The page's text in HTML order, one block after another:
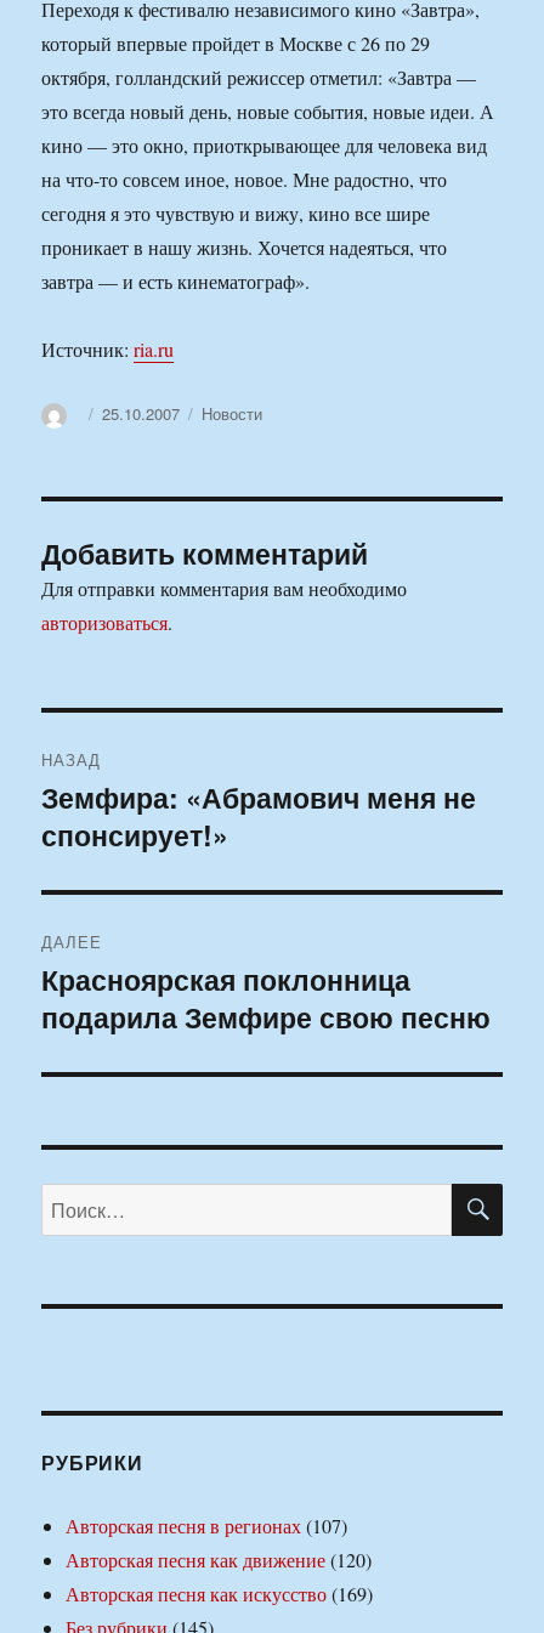
Переходя к фестивалю независимого кино «Завтра»,
который впервые пройдет в Москве с 26 по 29
октября, голландский режиссер отметил: «Завтра —
это всегда новый день, новые события, новые идеи. А
кино — это окно, приоткрывающее для человека вид
на что-то совсем иное, новое. Мне радостно, что
сегодня я это чувствую и вижу, кино все шире
проникает в нашу жизнь. Хочется надеяться, что
завтра — и есть кинематограф».
Источник:ria.ru
АвторОпубликовано
25.10.2007 Рубрики
Новости
Добавить комментарий
Для отправки комментария вам необходимо
авторизоваться.
по
записям
НАЗАД
Предыдущая
запись:
Земфира: «Абрамович меня не
спонсирует!»
ДАЛЕЕ
Следующая
запись:
Красноярская поклонница
подарила Земфире свою песню
Искать:
РУБРИКИ
Авторская песня в регионах(107)
Авторская песня как движение(120)
Авторская песня как искусство(169)
Без рубрики (145)